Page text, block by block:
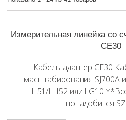
Измерительная линейка со
CE30
Кабель-адаптер CE30
масштабирования SJ700A
LH51/LH52 или LG10
понадобится